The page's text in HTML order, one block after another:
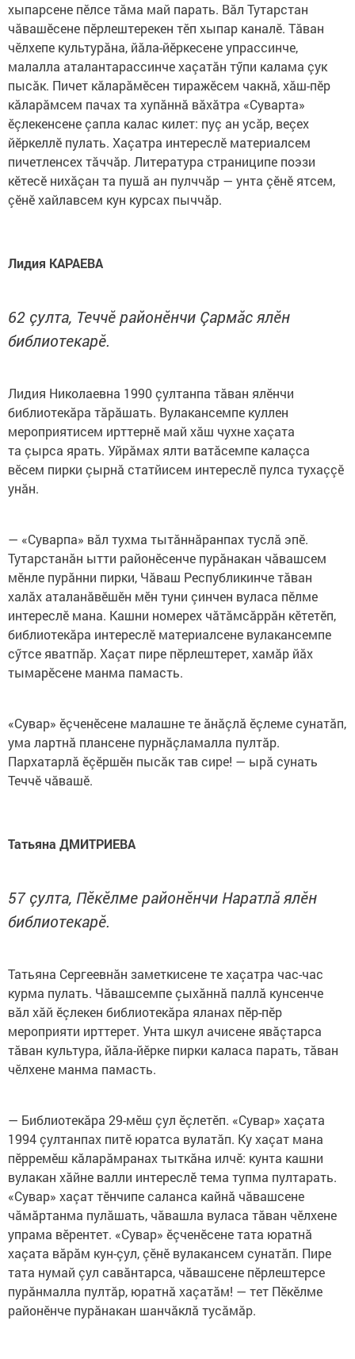
хыпарсене пӗлсе тăма май парать. Вăл Тутарстан
чăвашӗсене пӗрлештерекен тӗп хыпар каналӗ. Тăван
чӗлхепе культурăна, йăла-йӗркесене упрассинче,
малалла аталантарассинче хаçатăн тӳпи калама çук
пысăк. Пичет кăларăмӗсен тиражӗсем чакнă, хăш-пӗр
кăларăмсем пачах та хупăннă вăхăтра «Суварта»
ӗçлекенсене çапла калас килет: пуç ан усăр, веçех
йӗркеллӗ пулать. Хаçатра интереслӗ материалсем
пичетленсех тăччăр. Литература страниципе поэзи
кӗтесӗ нихăçан та пушă ан пулччăр — унта çӗнӗ ятсем,
çӗнӗ хайлавсем кун курсах пыччăр.
Лидия КАРАЕВА
62 çулта, Теччӗ районӗнчи Çармăс ялӗн
библиотекарӗ.
Лидия Николаевна 1990 çултанпа тăван ялӗнчи
библиотекăра тăрăшать. Вулакансемпе куллен
мероприятисем ирттернӗ май хăш чухне хаçата
та çырса ярать. Уйрăмах ялти ватăсемпе калаçса
вӗсем пирки çырнă статйисем интереслӗ пулса тухаççӗ
унăн.
— «Суварпа» вăл тухма тытăннăранпах туслă эпӗ.
Тутарстанăн ытти районӗсенче пурăнакан чăвашсем
мӗнле пурăнни пирки, Чăваш Республикинче тăван
халăх аталанăвӗшӗн мӗн туни çинчен вуласа пӗлме
интереслӗ мана. Кашни номерех чăтăмсăррăн кӗтетӗп,
библиотекăра интереслӗ материалсене вулакансемпе
сӳтсе яватпăр. Хаçат пире пӗрлештерет, хамăр йăх
тымарӗсене манма памасть.
«Сувар» ӗçченӗсене малашне те ăнăçлă ӗçлеме сунатăп,
ума лартнă плансене пурнăçламалла пултăр.
Пархатарлă ӗçӗршӗн пысăк тав сире! — ырă сунать
Теччӗ чăвашӗ.
Татьяна ДМИТРИЕВА
57 çулта, Пӗкӗлме районӗнчи Наратлă ялӗн
библиотекарӗ.
Татьяна Сергеевнăн заметкисене те хаçатра час-час
курма пулать. Чăвашсемпе çыхăннă паллă кунсенче
вăл хăй ӗçлекен библиотекăра яланах пӗр-пӗр
мероприяти ирттерет. Унта шкул ачисене явăçтарса
тăван культура, йăла-йӗрке пирки каласа парать, тăван
чӗлхене манма памасть.
— Библиотекăра 29-мӗш çул ӗçлетӗп. «Сувар» хаçата
1994 çултанпах питӗ юратса вулатăп. Ку хаçат мана
пӗрремӗш кăларăмранах тыткăна илчӗ: кунта кашни
вулакан хăйне валли интереслӗ тема тупма пултарать.
«Сувар» хаçат тӗнчипе саланса кайнă чăвашсене
чăмăртанма пулăшать, чăвашла вуласа тăван чӗлхене
упрама вӗрентет. «Сувар» ӗçченӗсене тата юратнă
хаçата вăрăм кун-çул, çӗнӗ вулакансем сунатăп. Пире
тата нумай çул савăнтарса, чăвашсене пӗрлештерсе
пурăнмалла пултăр, юратнă хаçатăм! — тет Пӗкӗлме
районӗнче пурăнакан шанчăклă тусăмăр.